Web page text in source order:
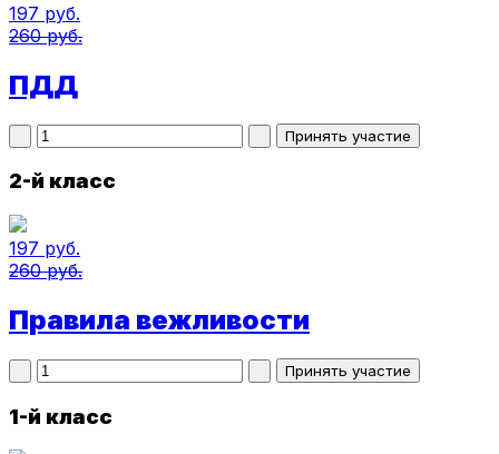
197 руб.
260 руб.
ПДД
2-й класс
197 руб.
260 руб.
Правила вежливости
1-й класс